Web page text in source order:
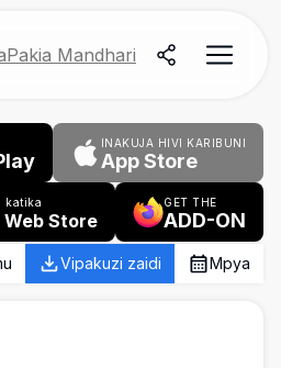
Pakia Mandhari
INAKUJA HIVI KARIBUNI
App Store
katika
Web Store
GET THE
ADD-ON
Vipakuzi zaidi Mpya